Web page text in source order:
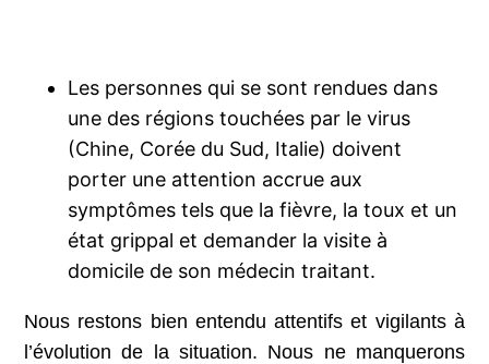
Les personnes qui se sont rendues dans
une des régions touchées par le virus
(Chine, Corée du Sud, Italie) doivent
porter une attention accrue aux
symptômes tels que la fièvre, la toux et un
état grippal et demander la visite à
domicile de son médecin traitant.
Nous restons bien entendu attentifs et vigilants à
l’évolution de la situation. Nous ne manquerons